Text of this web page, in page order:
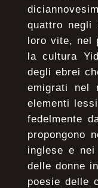
quattro negli
loro vite, nel
la cultura
degli ebrei
emigrati nel
elementi
fedelmente
propongono
inglese e
delle donne
poesie delle